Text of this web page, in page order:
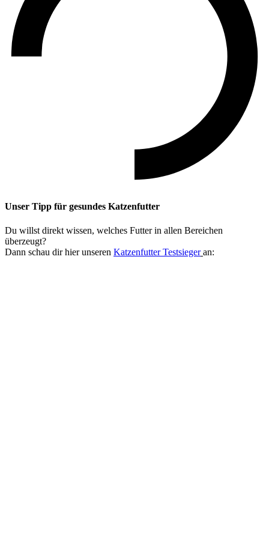
Unser Tipp für gesundes Katzenfutter
Du willst direkt wissen, welches Futter in allen Bereichen
überzeugt?
Dann schau dir hier unseren Katzenfutter Testsieger an: